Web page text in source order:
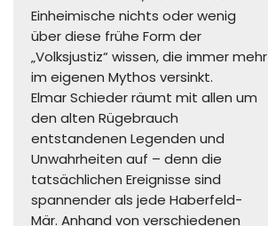
Einheimische nichts oder wenig
über diese frühe Form der
„Volksjustiz“ wissen, die immer mehr
im eigenen Mythos versinkt.
Elmar Schieder räumt mit allen um
den alten Rügebrauch
entstandenen Legenden und
Unwahrheiten auf – denn die
tatsächlichen Ereignisse sind
spannender als jede Haberfeld-
Mär. Anhand von verschiedenen